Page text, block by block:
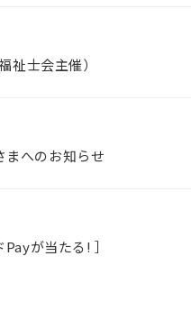
士会主催）
まへのお知らせ
が当たる! ］